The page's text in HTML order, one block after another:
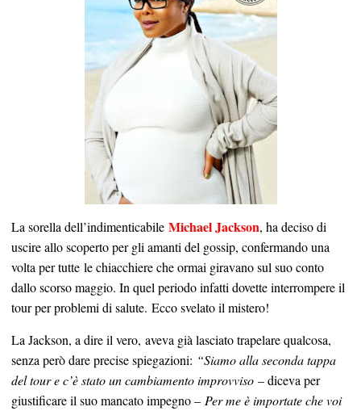
La sorella dell’indimenticabile Michael Jackson, ha deciso di
uscire allo scoperto per gli amanti del gossip, confermando una
volta per tutte le chiacchiere che ormai giravano sul suo conto
dallo scorso maggio. In quel periodo infatti dovette interrompere il
tour per problemi di salute. Ecco svelato il mistero!
La Jackson, a dire il vero, aveva già lasciato trapelare qualcosa,
senza però dare precise spiegazioni: “Siamo alla seconda tappa
del tour e c’è stato un cambiamento improvviso – diceva per
giustificare il suo mancato impegno – Per me è importate che voi